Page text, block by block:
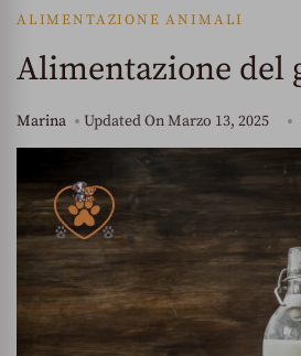
ALIMENTAZIONE ANIMALI
Alimentazione del
Marina Updated OnMarzo 13, 2025